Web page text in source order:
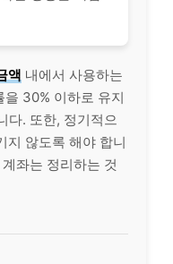
액 내에서 사용하는
30% 이하로 유지
다. 또한, 정기적으
지 않도록 해야 합니
좌는 정리하는 것